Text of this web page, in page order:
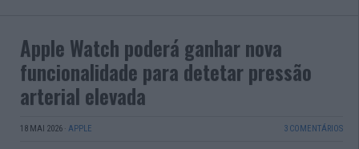
Apple Watch poderá ganhar nova
funcionalidade para detetar pressão
arterial elevada
18 MAI 2026 · APPLE 3 COMENTÁRIOS